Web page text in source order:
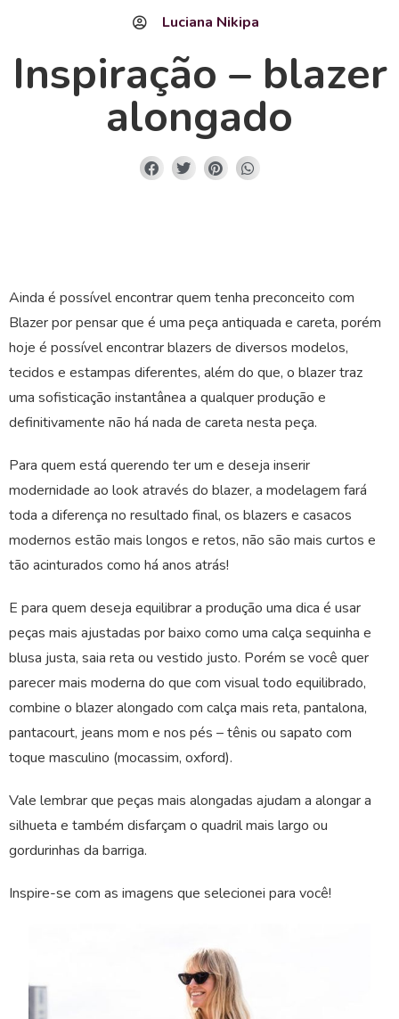
Luciana Nikipa
Inspiração – blazer
alongado
Ainda é possível encontrar quem tenha preconceito com
Blazer por pensar que é uma peça antiquada e careta, porém
hoje é possível encontrar blazers de diversos modelos,
tecidos e estampas diferentes, além do que, o blazer traz
uma sofisticação instantânea a qualquer produção e
definitivamente não há nada de careta nesta peça.
Para quem está querendo ter um e deseja inserir
modernidade ao look através do blazer, a modelagem fará
toda a diferença no resultado final, os blazers e casacos
modernos estão mais longos e retos, não são mais curtos e
tão acinturados como há anos atrás!
E para quem deseja equilibrar a produção uma dica é usar
peças mais ajustadas por baixo como uma calça sequinha e
blusa justa, saia reta ou vestido justo. Porém se você quer
parecer mais moderna do que com visual todo equilibrado,
combine o blazer alongado com calça mais reta, pantalona,
pantacourt, jeans mom e nos pés – tênis ou sapato com
toque masculino (mocassim, oxford).
Vale lembrar que peças mais alongadas ajudam a alongar a
silhueta e também disfarçam o quadril mais largo ou
gordurinhas da barriga.
Inspire-se com as imagens que selecionei para você!